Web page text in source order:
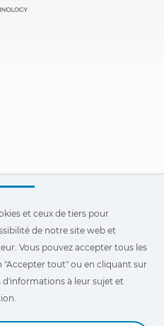
cookies et ceux de tiers pour
de notre site Web et
Vous pouvez cliquer sur
ou refuser leur utilisation.
et ceux de tiers pour
de notre site web et
Vous pouvez accepter tous les
tout" ou en cliquant sur
à leur sujet et